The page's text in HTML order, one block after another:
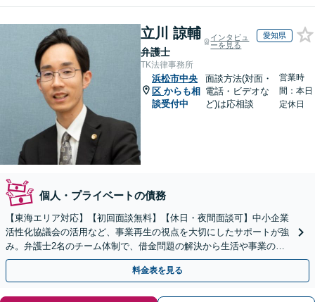
立川 諒輔
弁護士
インタビュ
ーを見る
愛知県
TK法律事務所
浜松市中央
区 からも相
談受付中
面談方法(対面・
電話・ビデオな
ど)は応相談
営業時
間：本日
定休日
個人・プライベートの債務
【東海エリア対応】【初回面談無料】【休日・夜間面談可】中小企業
活性化協議会の活用など、事業再生の視点を大切にしたサポートが強
み。弁護士2名のチーム体制で、借金問題の解決から生活や事業の立
て直しまで丁寧に寄り添います。【法人・個人】
料金表を見る